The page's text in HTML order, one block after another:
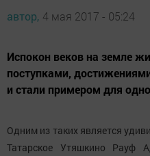
автор, 4 мая 2017 - 05:24
Испокон веков на земле
поступками,
и стали примером для
Одним из таких является
Татарское Утяшкино Рауф